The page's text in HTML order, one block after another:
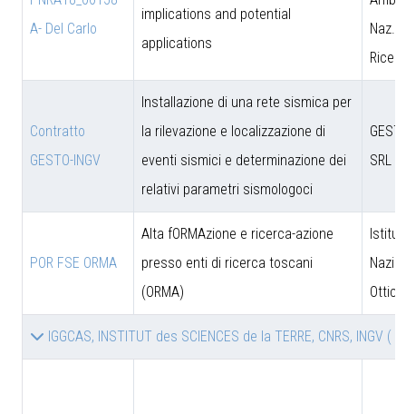
A- Del Carlo
implications and potential
applications
Naz.
Contratto
GESTO-INGV
Installazione di una rete sismica per
la rilevazione e localizzazione di
eventi sismici e determinazione dei
relativi parametri sismologoci
SRL
POR FSE ORMA
Alta fORMAzione e ricerca-azione
presso enti di ricerca toscani
(ORMA)
Ottica
IGGCAS, INSTITUT des SCIENCES de la TERRE, CNRS, INGV ( 2